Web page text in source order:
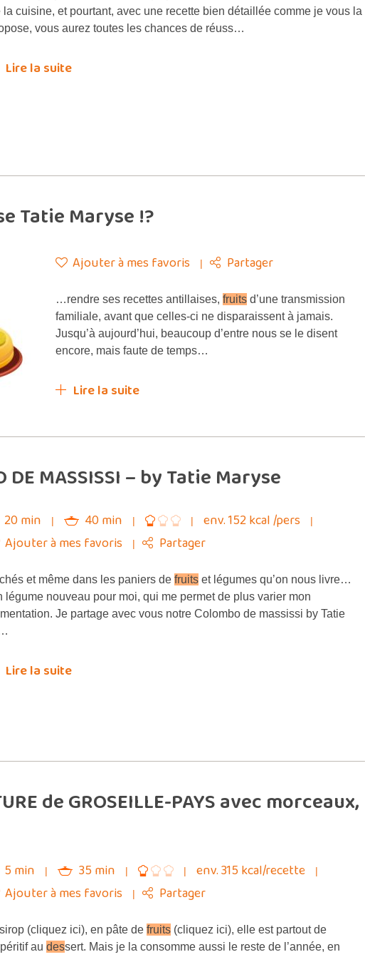
la cuisine, et pourtant, avec une recette bien détaillée comme je vous la
vous aurez toutes les chances de réuss…
Lire la suite
Tatie Maryse !?
Ajouter à mes favoris Partager
…rendre ses recettes antillaises, fruits d’une transmission
familiale, avant que celles-ci ne disparaissent à jamais.
Jusqu’à aujourd’hui, beaucoup d’entre nous se le disent
encore, mais faute de temps…
Lire la suite
DE MASSISSI – by Tatie Maryse
20 min 40 min
env. 152 kcal /pers
Ajouter à mes favoris
Partager
et même dans les paniers de fruits et légumes qu’on nous livre…
légume nouveau pour moi, qui me permet de plus varier mon
Je partage avec vous notre Colombo de massissi by Tatie
Lire la suite
de GROSEILLE-PAYS avec morceaux,
5 min 35 min
env. 315 kcal/recette
Ajouter à mes favoris
Partager
(cliquez ici), en pâte de fruits (cliquez ici), elle est partout de
au dessert. Mais je la consomme aussi le reste de l’année, en